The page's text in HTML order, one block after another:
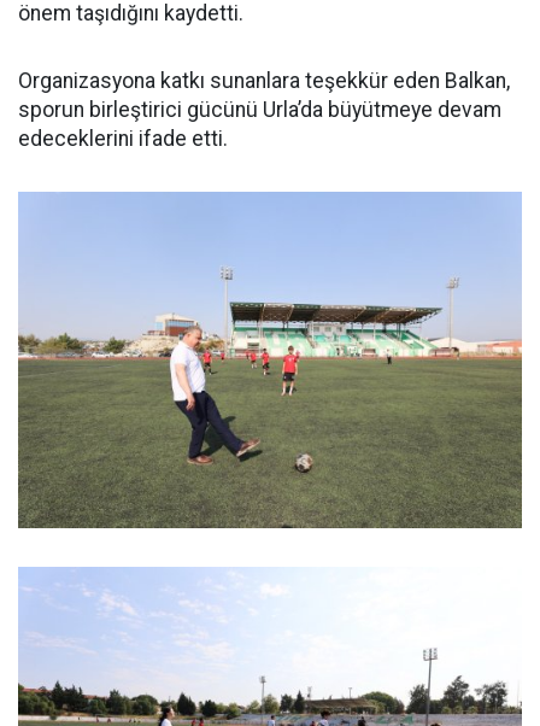
önem taşıdığını kaydetti.
Organizasyona katkı sunanlara teşekkür eden Balkan,
sporun birleştirici gücünü Urla’da büyütmeye devam
edeceklerini ifade etti.